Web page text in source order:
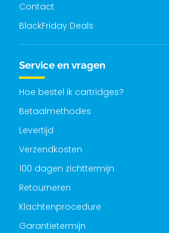
Contact
BlackFriday Deals
Service en vragen
Hoe bestel ik cartridges?
Betaalmethodes
Levertijd
Verzendkosten
100 dagen zichttermijn
Retourneren
Klachtenprocedure
Garantietermijn